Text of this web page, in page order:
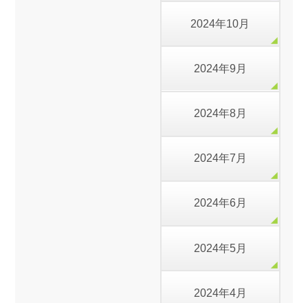
2024年10月
2024年9月
2024年8月
2024年7月
2024年6月
2024年5月
2024年4月